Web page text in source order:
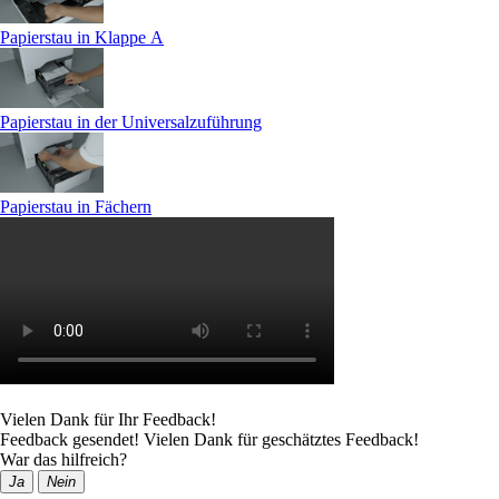
Papierstau in Klappe A
Papierstau in der Universalzuführung
Papierstau in Fächern
Vielen Dank für Ihr Feedback!
Feedback gesendet! Vielen Dank für geschätztes Feedback!
War das hilfreich?
Ja Nein